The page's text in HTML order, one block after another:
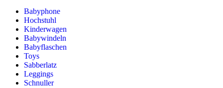
Babyphone
Hochstuhl
Kinderwagen
Babywindeln
Babyflaschen
Toys
Sabberlatz
Leggings
Schnuller